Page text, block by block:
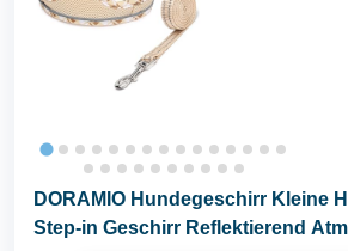
DORAMIO Hundegeschirr Kleine
Step-in Geschirr Reflektierend